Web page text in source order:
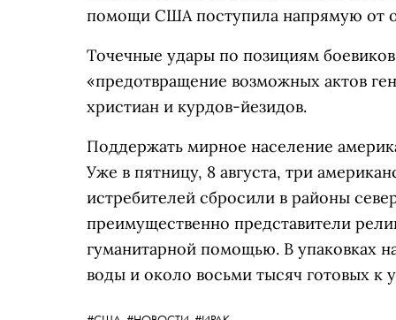
помощи США поступила напрямую от
Точечные удары по позициям
«предотвращение возможных актов
христиан и курдов-йезидов.
Поддержать мирное население
Уже в пятницу, 8 августа, три
истребителей сбросили в районы
преимущественно представители
гуманитарной помощью. В упаковках
воды и около восьми тысяч готовых к